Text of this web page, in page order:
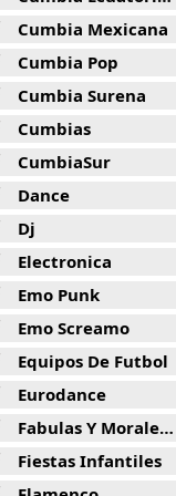
Cumbia Mexicana
Cumbia Pop
Cumbia Surena
Cumbias
CumbiaSur
Dance
Dj
Electronica
Emo Punk
Emo Screamo
Equipos De Futbol
Eurodance
Fabulas Y Moralejas
Fiestas Infantiles